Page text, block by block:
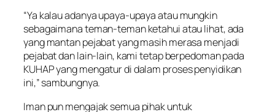
“Ya kalau adanya upaya-upaya atau mungkin
sebagaimana teman-teman ketahui atau lihat, ada
yang mantan pejabat yang masih merasa menjadi
pejabat dan lain-lain, kami tetap berpedoman pada
KUHAP yang mengatur di dalam proses penyidikan
ini,” sambungnya.
Iman pun mengajak semua pihak untuk